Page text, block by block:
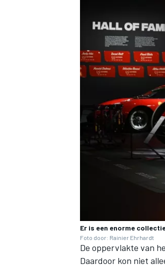
MEER RACEKLASSEN
Er is een enorme
Foto door: Rainier Ehrhardt
De oppervlakte van
Daardoor kon niet